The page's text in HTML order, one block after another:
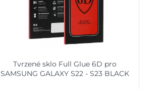
Tvrzené sklo Full Glue 6D pro
SAMSUNG GALAXY S22 - S23 BLACK